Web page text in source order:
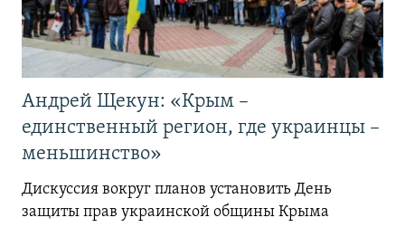
Андрей Щекун: «Крым –
единственный регион, где украинцы –
меньшинство»
Дискуссия вокруг планов установить День
защиты прав украинской общины Крыма